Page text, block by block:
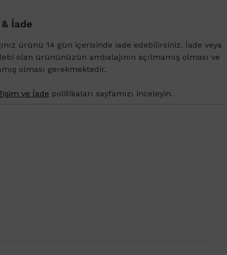
İade
ürünü 14 gün içerisinde iade edebilirsiniz. İade veya
olan ürününüzün ambalajının açılmamış olması ve
olması gerekmektedir.
ve İade politikaları sayfamızı inceleyin.